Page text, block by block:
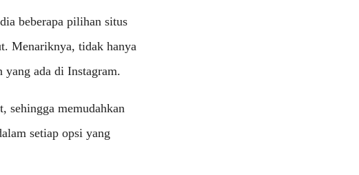
beberapa pilihan situs
Menariknya, tidak hanya
yang ada di Instagram.
sehingga memudahkan
setiap opsi yang